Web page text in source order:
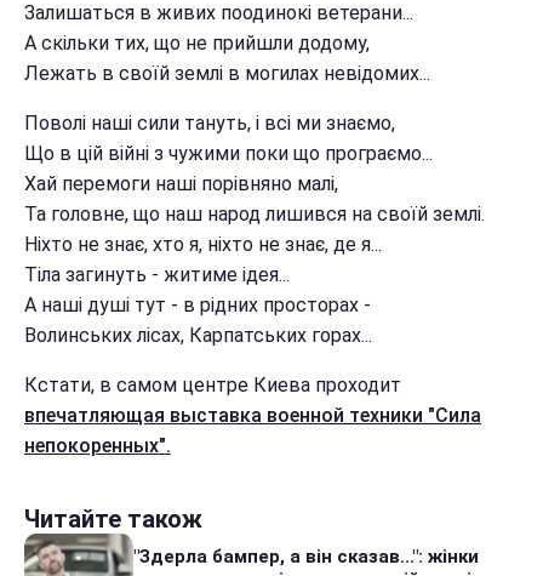
Залишаться в живих поодинокі ветерани...
А скільки тих, що не прийшли додому,
Лежать в своїй землі в могилах невідомих...
Поволі наші сили тануть, і всі ми знаємо,
Що в цій війні з чужими поки що програємо...
Хай перемоги наші порівняно малі,
Та головне, що наш народ лишився на своїй землі.
Ніхто не знає, хто я, ніхто не знає, де я...
Тіла загинуть - житиме ідея...
А наші душі тут - в рідних просторах -
Волинських лісах, Карпатських горах...
Кстати, в самом центре Киева проходит
впечатляющая выставка военной техники "Сила
непокоренных".
Читайте також
"Здерла бампер, а він сказав...": жінки